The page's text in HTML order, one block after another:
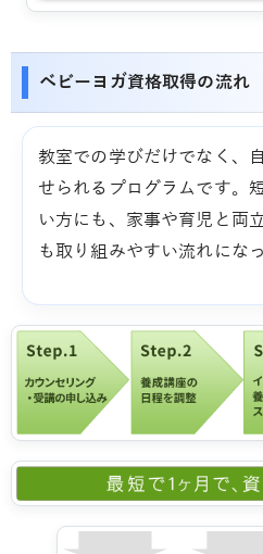
ベビーヨガ資格取得の流れ
教室での学びだけでなく、
せられるプログラムです。
い方にも、家事や育児と両
も取り組みやすい流れにな